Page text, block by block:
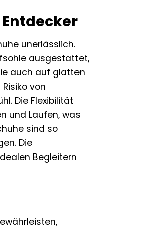
unerlässlich.
ausgestattet,
auch auf glatten
von
Die Flexibilität
und Laufen, was
sind so
Die
Begleitern